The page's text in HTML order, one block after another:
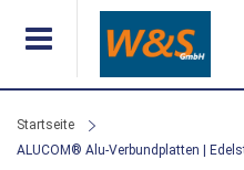
Startseite
ALUCOM® Alu-Verbundplatten |